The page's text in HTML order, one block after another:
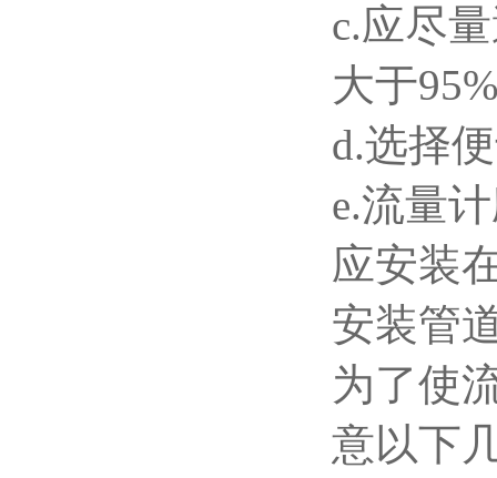
c.应尽
大于95%
d.选择
e.流量
应安装
安装管
为了使
意以下